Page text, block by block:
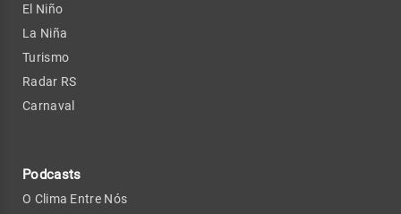
El Niño
La Niña
Turismo
Radar RS
Carnaval
Podcasts
O Clima Entre Nós